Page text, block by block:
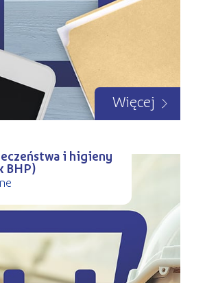
Więcej
i higieny
BHP)